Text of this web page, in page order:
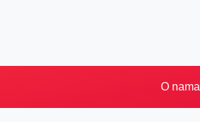
O nama